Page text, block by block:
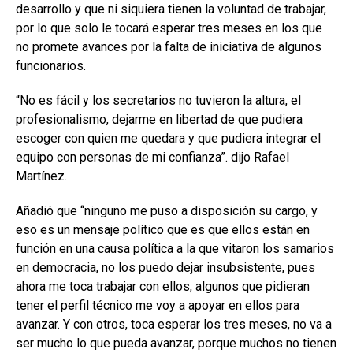
desarrollo y que ni siquiera tienen la voluntad de trabajar,
por lo que solo le tocará esperar tres meses en los que
no promete avances por la falta de iniciativa de algunos
funcionarios.
“No es fácil y los secretarios no tuvieron la altura, el
profesionalismo, dejarme en libertad de que pudiera
escoger con quien me quedara y que pudiera integrar el
equipo con personas de mi confianza”. dijo Rafael
Martínez.
Añadió que “ninguno me puso a disposición su cargo, y
eso es un mensaje político que es que ellos están en
función en una causa política a la que vitaron los samarios
en democracia, no los puedo dejar insubsistente, pues
ahora me toca trabajar con ellos, algunos que pidieran
tener el perfil técnico me voy a apoyar en ellos para
avanzar. Y con otros, toca esperar los tres meses, no va a
ser mucho lo que pueda avanzar, porque muchos no tienen